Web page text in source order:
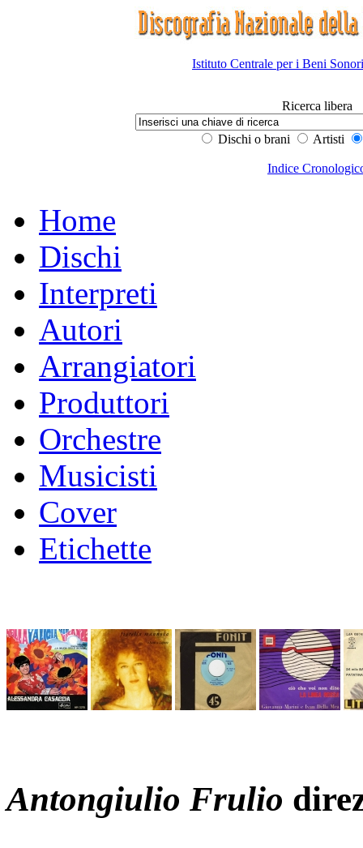
Istituto Centrale per i Beni
Ricerca libera
Dischi o brani Artisti
Indice
Home
Dischi
Interpreti
Autori
Arrangiatori
Produttori
Orchestre
Musicisti
Cover
Etichette
Antongiulio Frulio